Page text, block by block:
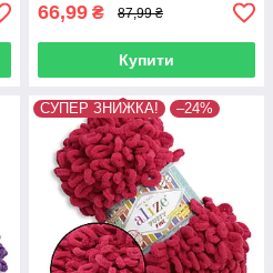
66,99 ₴ 87,99 ₴
Купити
СУПЕР ЗНИЖКА! –24%